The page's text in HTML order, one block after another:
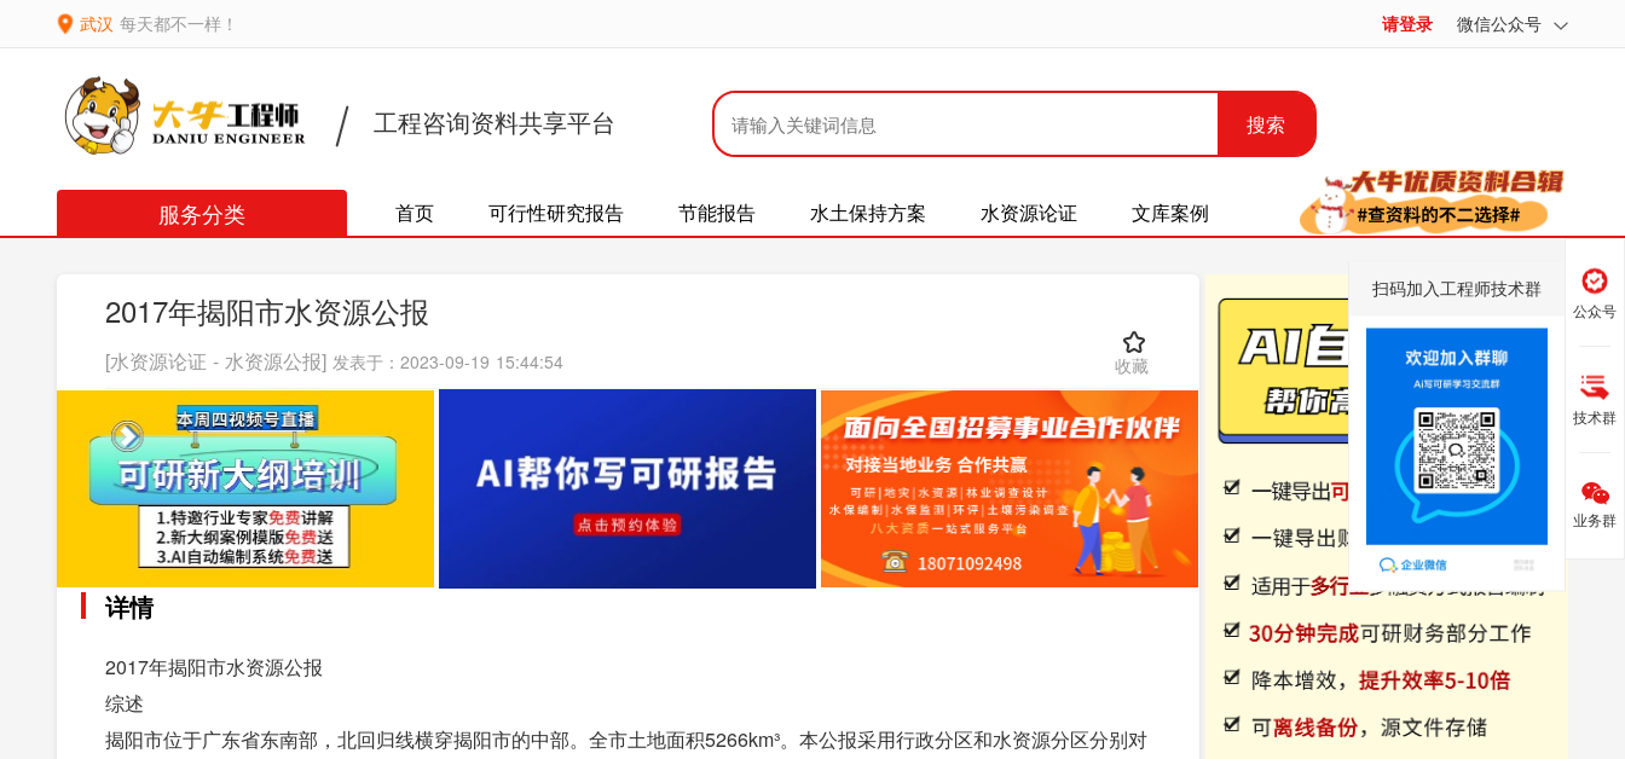
武汉 每天都不一样！ 请登录 微信公众号
工程咨询资料共享平台 搜索
服务分类 首页 可行性研究报告 节能报告 水土保持方案 水资源论证 文库案例
2017年揭阳市水资源公报
[水资源论证 - 水资源公报] 发表于：2023-09-19 15:44:54 收藏
详情
2017年揭阳市水资源公报
综述
揭阳市位于广东省东南部，北回归线横穿揭阳市的中部。全市土地面积5266km³。本公报采用行政分区和水资源分区分别对
公众号
技术群
扫码加入工程师技术群
业务群